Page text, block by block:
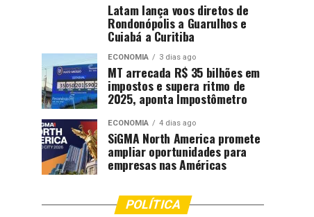
Latam lança voos diretos de
Rondonópolis a Guarulhos e
Cuiabá a Curitiba
ECONOMIA 3 dias ago
MT arrecada R$ 35 bilhões em
impostos e supera ritmo de
2025, aponta Impostômetro
ECONOMIA 4 dias ago
SiGMA North America promete
ampliar oportunidades para
empresas nas Américas
POLÍTICA